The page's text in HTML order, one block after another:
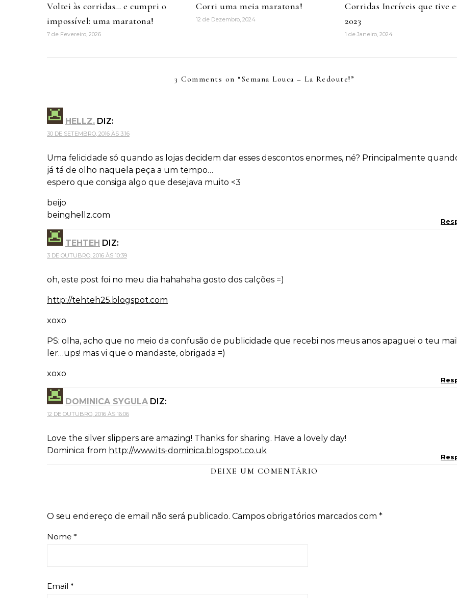
Voltei às corridas… e cumpri o
impossível: uma maratona!
7 de Fevereiro, 2026
Corri uma meia maratona!
12 de Dezembro, 2024
Corridas Incríveis que tive
2023
1 de Janeiro, 2024
3 Comments on “Semana Louca – La Redoute!”
HELLZ. DIZ:
30 DE SETEMBRO, 2016 ÀS 3:16
Uma felicidade só quando as lojas decidem dar esses descontos enormes, né? Principalmente
já tá de olho naquela peça a um tempo…
espero que consiga algo que desejava muito <3
beijo
beinghellz.com
TEHTEH DIZ:
3 DE OUTUBRO, 2016 ÀS 10:39
oh, este post foi no meu dia hahahaha gosto dos calções =)
http://tehteh25.blogspot.com
xoxo
PS: olha, acho que no meio da confusão de publicidade que recebi nos meus anos apaguei o teu
ler…ups! mas vi que o mandaste, obrigada =)
xoxo
DOMINICA SYGULA DIZ:
12 DE OUTUBRO, 2016 ÀS 16:06
Love the silver slippers are amazing! Thanks for sharing. Have a lovely day!
Dominica from http://www.its-dominica.blogspot.co.uk
DEIXE UM COMENTÁRIO
O seu endereço de email não será publicado. Campos obrigatórios marcados com *
Nome *
Email *